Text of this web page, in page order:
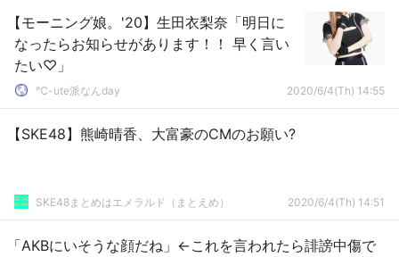
【モーニング娘。'20】生田衣梨奈「明日に
なったらお知らせがあります！！ 早く言い
たい♡」
℃-ute派なんday 2020/6/4(Th) 14:55
【SKE48】熊崎晴香、大富豪のCMのお願い?
SKE48まとめはエメラルド（まとえめ） 2020/6/4(Th) 14:51
「AKBにいそうな顔だね」←これを言われたら誹謗中傷で